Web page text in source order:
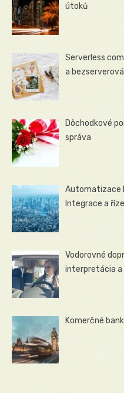
útoků
Serverless
a
Dôchodkové
správa
Automatizace
Integrace a
Vodorovné
interpretácia a
Komerčné